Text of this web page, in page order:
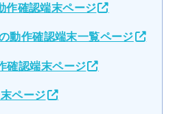
作確認端末ページ
動作確認端末一覧ページ
確認端末ページ
ページ